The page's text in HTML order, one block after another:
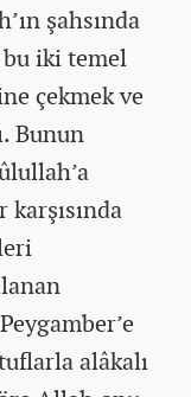
şahsında
iki temel
çekmek ve
Bunun
alâkalı